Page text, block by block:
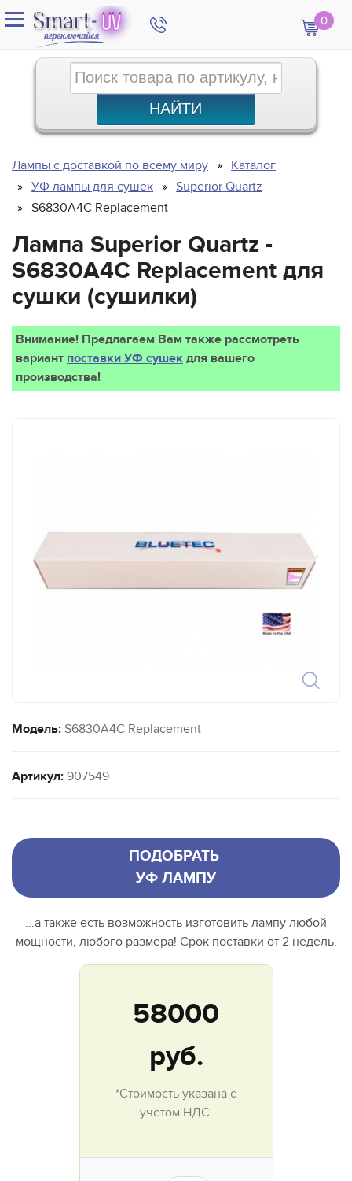
0
Лампы с доставкой по всему миру
Каталог
УФ лампы для сушек
Superior Quartz
S6830A4C Replacement
Лампа Superior Quartz -
S6830A4C Replacement для
сушки (сушилки)
Внимание! Предлагаем Вам также рассмотреть
вариант поставки УФ сушек для вашего
производства!
`
Модель: S6830A4C Replacement
Артикул: 907549
ПОДОБРАТЬ
УФ ЛАМПУ
...а также есть возможность изготовить лампу любой
мощности, любого размера! Срок поставки от 2 недель.
58000
руб.
*Стоимость указана с
учётом НДС.